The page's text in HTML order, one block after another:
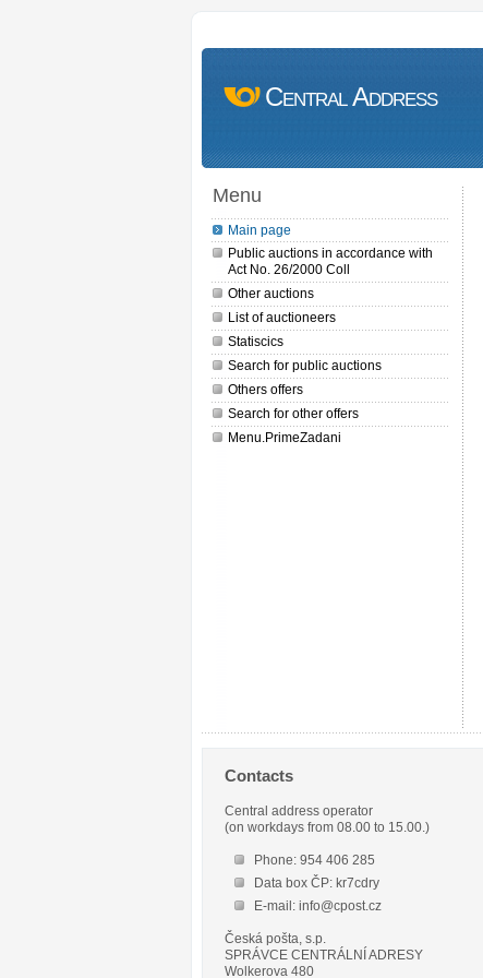
Central Address
Menu
Main page
Public auctions in accordance with
Act No. 26/2000 Coll
Other auctions
List of auctioneers
Statiscics
Search for public auctions
Others offers
Search for other offers
Menu.PrimeZadani
Contacts
Central address operator
(on workdays from 08.00 to 15.00.)
Phone: 954 406 285
Data box ČP: kr7cdry
E-mail: info@cpost.cz
Česká pošta, s.p.
SPRÁVCE CENTRÁLNÍ ADRESY
Wolkerova 480